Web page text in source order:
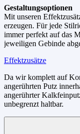
Gestaltungsoptionen
Mit unseren
erzeugen. Für jede
immer perfekt auf das
jeweiligen Gebinde
Effektzusätze
Da wir komplett auf
angerührten Putz
angerührter
unbegrenzt haltbar.